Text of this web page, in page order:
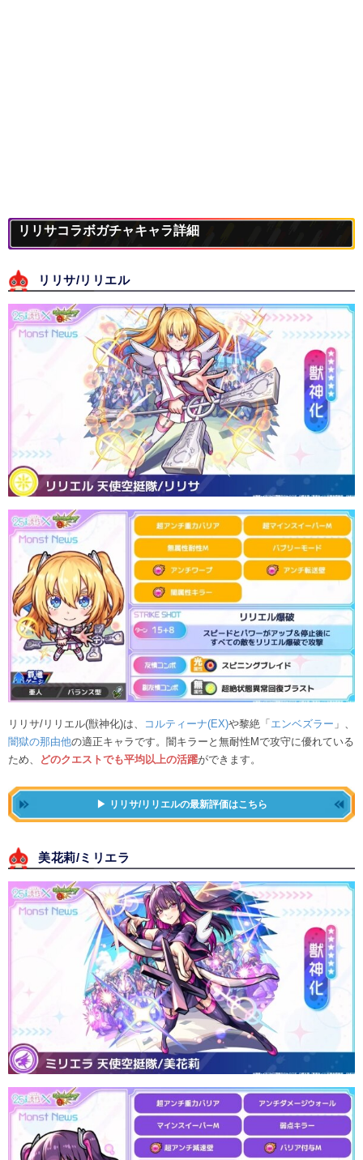
リリサコラボガチャキャラ詳細
リリサ/リリエル
リリサ/リリエル(獣神化)は、 コルティーナ(EX)や黎絶「 エンベズラー 」、
闇獄の那由他の適正キャラです。闇キラーと無耐性Mで攻守に優れている
ため、
どのクエストでも平均以上の活躍ができます。
リリサ/リリエルの最新評価はこちら
美花莉/ミリエラ